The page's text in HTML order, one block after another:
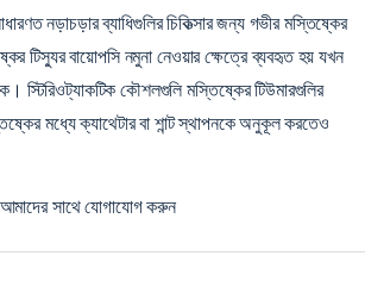
নড়াচড়ার ব্যাধিগুলির চিকিত্সার জন্য গভীর মস্তিষ্কের
টিস্যুর বায়োপসি নমুনা নেওয়ার ক্ষেত্রে ব্যবহৃত হয় যখন
স্টিরিওট্যাকটিক কৌশলগুলি মস্তিষ্কের টিউমারগুলির
মধ্যে ক্যাথেটার বা শান্ট স্থাপনকে অনুকূল করতেও
আমাদের সাথে যোগাযোগ করুন